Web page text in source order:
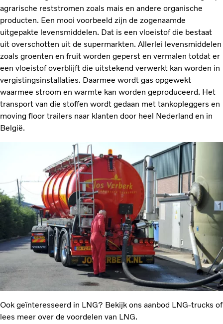
agrarische reststromen zoals mais en andere organische
producten. Een mooi voorbeeld zijn de zogenaamde
uitgepakte levensmiddelen. Dat is een vloeistof die bestaat
uit overschotten uit de supermarkten. Allerlei levensmiddelen
zoals groenten en fruit worden geperst en vermalen totdat er
een vloeistof overblijft die uitstekend verwerkt kan worden in
vergistingsinstallaties. Daarmee wordt gas opgewekt
waarmee stroom en warmte kan worden geproduceerd. Het
transport van die stoffen wordt gedaan met tankopleggers en
moving floor trailers naar klanten door heel Nederland en in
België.
Ook geïnteresseerd in LNG? Bekijk ons aanbod LNG-trucks of
lees meer over de voordelen van LNG.